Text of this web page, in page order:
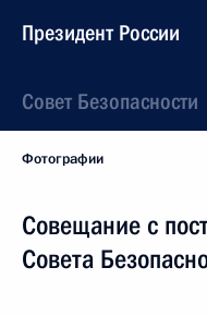
Президент России
Совет Безопасности
Фотографии
Совещание с
Совета